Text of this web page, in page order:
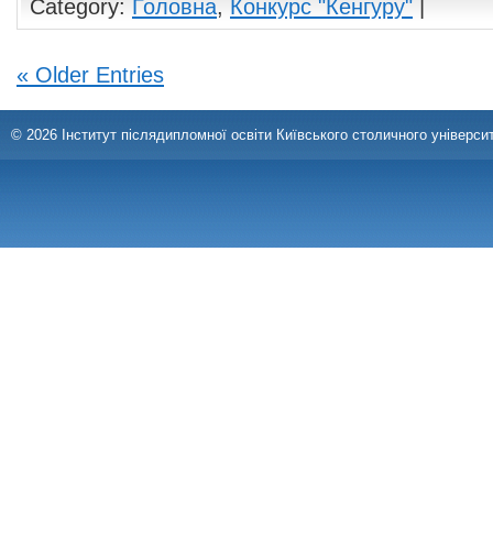
Category: Головна, Конкурс "Кенгуру"
« Older Entries
© 2026 Інститут післядипломної освіти Київського столичного